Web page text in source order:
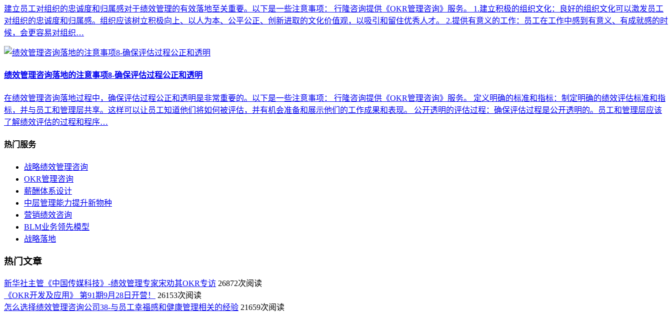
建立员工对组织的忠诚度和归属感对于绩效管理的有效落地至关重要。以下是一些注意事项： 行隆咨询提供《OKR管理咨询》服务。 1.建立积极的组织文化：良好的组织文化可以激发员工
对组织的忠诚度和归属感。组织应该树立积极向上、以人为本、公平公正、创新进取的文化价值观，以吸引和留住优秀人才。 2.提供有意义的工作：员工在工作中感到有意义、有成就感的时
候，会更容易对组织…
绩效管理咨询落地的注意事项8-确保评估过程公正和透明
在绩效管理咨询落地过程中，确保评估过程公正和透明是非常重要的。以下是一些注意事项： 行隆咨询提供《OKR管理咨询》服务。 定义明确的标准和指标：制定明确的绩效评估标准和指
标，并与员工和管理层共享。这样可以让员工知道他们将如何被评估，并有机会准备和展示他们的工作成果和表现。 公开透明的评估过程：确保评估过程是公开透明的。员工和管理层应该
了解绩效评估的过程和程序…
热门服务
战略绩效管理咨询
OKR管理咨询
薪酬体系设计
中层管理能力提升新物种
营销绩效咨询
BLM业务领先模型
战略落地
热门文章
新华社主管《中国传媒科技》-绩效管理专家宋劝其OKR专访 26872次阅读
《OKR开发及应用》 第91期9月28日开营！
26153次阅读
怎么选择绩效管理咨询公司38-与员工幸福感和健康管理相关的经验 21659次阅读